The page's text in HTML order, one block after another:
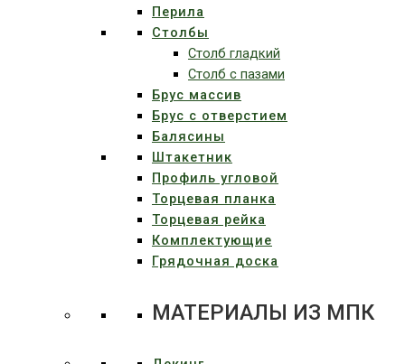
Перила
Столбы
Столб гладкий
Столб с пазами
Брус массив
Брус с отверстием
Балясины
Штакетник
Профиль угловой
Торцевая планка
Торцевая рейка
Комплектующие
Грядочная доска
МАТЕРИАЛЫ ИЗ МПК